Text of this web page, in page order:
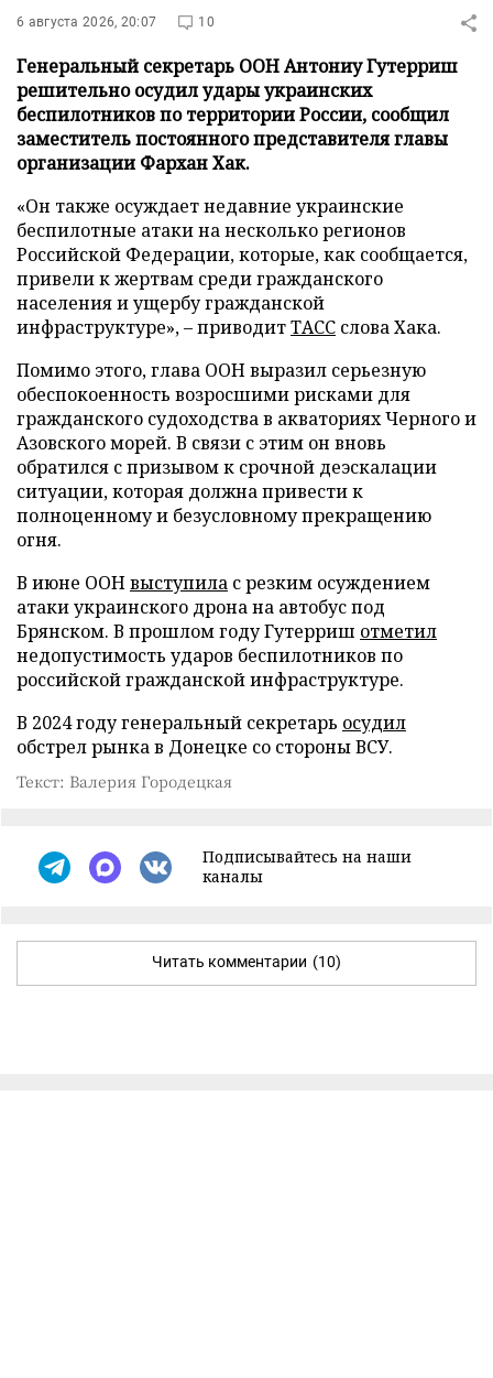
6 августа 2026, 20:07 10
Генеральный секретарь ООН Антониу Гутерриш
решительно осудил удары украинских
беспилотников по территории России, сообщил
заместитель постоянного представителя главы
организации Фархан Хак.
«Он также осуждает недавние украинские
беспилотные атаки на несколько регионов
Российской Федерации, которые, как сообщается,
привели к жертвам среди гражданского
населения и ущербу гражданской
инфраструктуре», – приводитТАСС слова Хака.
Помимо этого, глава ООН выразил серьезную
обеспокоенность возросшими рисками для
гражданского судоходства в акваториях Черного и
Азовского морей. В связи с этим он вновь
обратился с призывом к срочной деэскалации
ситуации, которая должна привести к
полноценному и безусловному прекращению
огня.
В июне ООНвыступила с резким осуждением
атаки украинского дрона на автобус под
Брянском. В прошлом году Гутерриш отметил
недопустимость ударов беспилотников по
российской гражданской инфраструктуре.
В 2024 году генеральный секретарь осудил
обстрел рынка в Донецке со стороны ВСУ.
Текст: Валерия Городецкая
Подписывайтесь на наши
каналы
Читать комментарии (10)